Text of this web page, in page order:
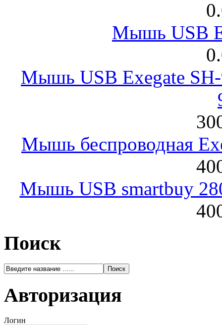
Мышь USB
Мышь USB Exegate
Мышь беспроводная
Мышь USB smartbuy
Поиск
Авторизация
Логин